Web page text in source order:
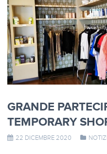
GRANDE
TEMPORARY
22 DICEMBRE 2020